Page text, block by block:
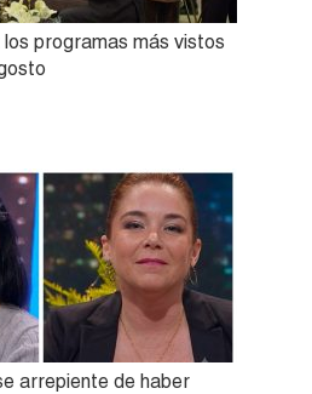
los programas más vistos
arrepiente de haber